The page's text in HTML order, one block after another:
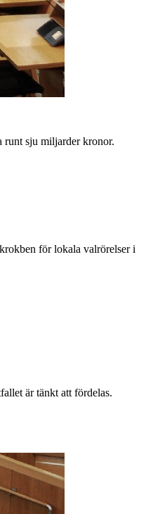
runt sju miljarder kronor.
för lokala valrörelser i
är tänkt att fördelas.